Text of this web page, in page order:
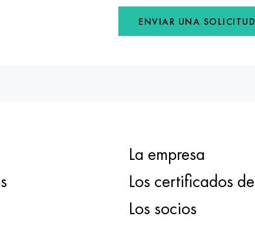
ENVIAR UNA SOLICITUD
La empresa
Los certificados de
Los socios